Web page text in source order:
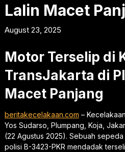
Lalin Macet
August 23, 2025
Motor Terselip di
TransJakarta di
Macet Panjang
beritakecelakaan.com –
Yos Sudarso, Plumpang, Koja,
(22 Agustus 2025). Sebuah
polisi B-3423-PKR mendadak